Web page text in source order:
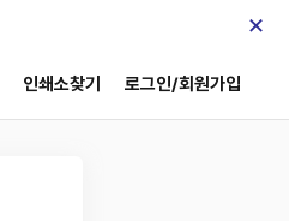
×
인쇄소찾기 로그인/회원가입